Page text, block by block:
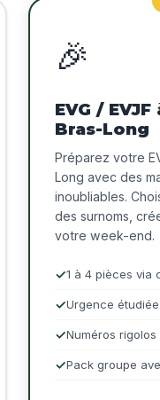
🎉
EVG /
Bras-Long
Préparez votre
Long avec des
inoubliables.
des surnoms,
votre week-end.
1 à 4 pièces via
Urgence
Numéros rigolos
Pack groupe